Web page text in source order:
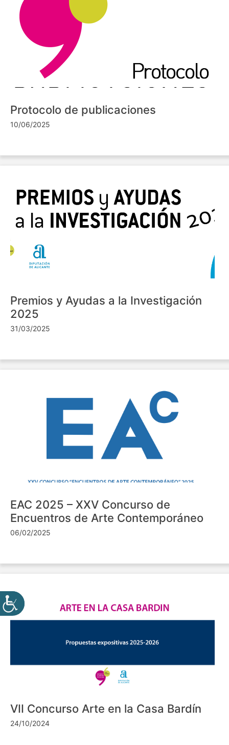
Protocolo de publicaciones
10/06/2025
Premios y Ayudas a la Investigación
2025
31/03/2025
EAC 2025 – XXV Concurso de
Encuentros de Arte Contemporáneo
06/02/2025
VII Concurso Arte en la Casa Bardín
24/10/2024